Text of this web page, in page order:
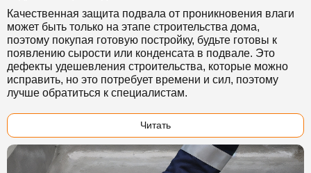
Качественная защита подвала от проникновения влаги
может быть только на этапе строительства дома,
поэтому покупая готовую постройку, будьте готовы к
появлению сырости или конденсата в подвале. Это
дефекты удешевления строительства, которые можно
исправить, но это потребует времени и сил, поэтому
лучше обратиться к специалистам.
Читать